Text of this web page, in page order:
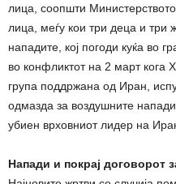
лица, соопшти
лица, меѓу кои три деца и три
нападите, кој погоди куќа во
во конфликтот на 2 март кога
група поддржана од Иран,
одмазда за воздушните
убиен врховниот лидер на
Напади и покрај договорот